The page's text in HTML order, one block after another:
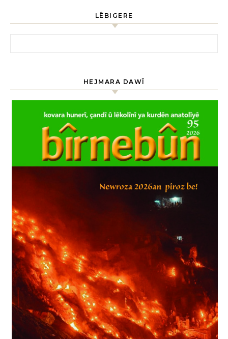
LÊBIGERE
HEJMARA DAWÎ